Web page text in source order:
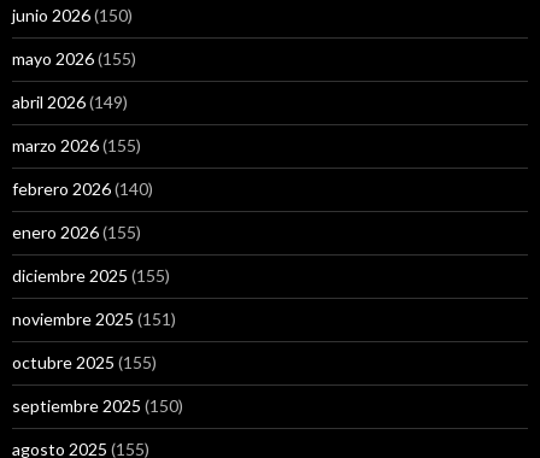
junio 2026(150)
mayo 2026(155)
abril 2026(149)
marzo 2026(155)
febrero 2026(140)
enero 2026(155)
diciembre 2025 (155)
noviembre 2025 (151)
octubre 2025 (155)
septiembre 2025 (150)
agosto 2025 (155)